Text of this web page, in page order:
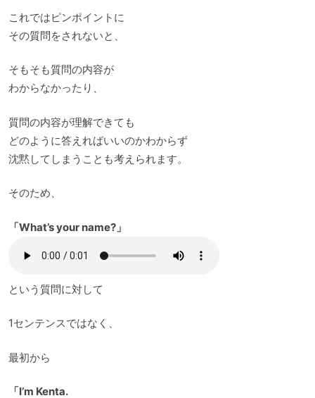
これではピンポイントに
その質問をされないと、
そもそも質問の内容が
わからなかったり、
質問の内容が理解できても
どのように答えればいいのかわからず
沈黙してしまうことも考えられます。
そのため、
「What’s your name?」
という質問に対して
1センテンスではなく、
最初から
「I’m Kenta.